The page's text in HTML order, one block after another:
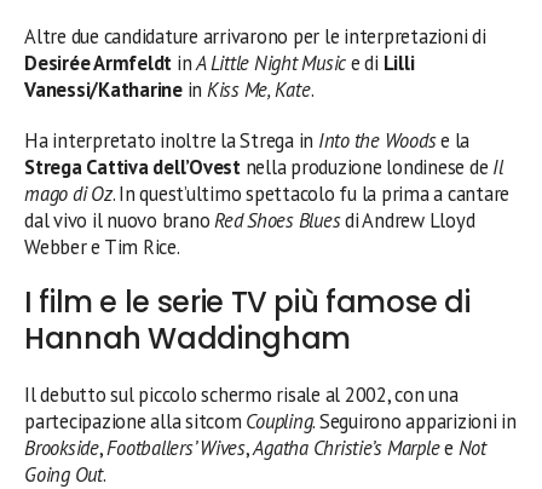
Altre due candidature arrivarono per le interpretazioni di
Desirée Armfeldt inA Little Night Musice di Lilli
Vanessi/Katharinein Kiss Me, Kate.
Ha interpretato inoltre la Strega in Into the Woodse la
Strega Cattiva dell’Ovestnella produzione londinese de Il
mago di Oz. In quest’ultimo spettacolo fu la prima a cantare
dal vivo il nuovo branoRed Shoes Bluesdi Andrew Lloyd
Webber e Tim Rice.
I film e le serie TV più famose di
Hannah Waddingham
Il debutto sul piccolo schermo risale al 2002, con una
partecipazione alla sitcom Coupling. Seguirono apparizioni in
Brookside,Footballers’ Wives,Agatha Christie’s Marplee Not
Going Out.